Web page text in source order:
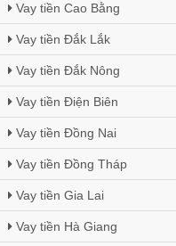
Vay tiền Cao Bằng
Vay tiền Đắk Lắk
Vay tiền Đắk Nông
Vay tiền Điện Biên
Vay tiền Đồng Nai
Vay tiền Đồng Tháp
Vay tiền Gia Lai
Vay tiền Hà Giang